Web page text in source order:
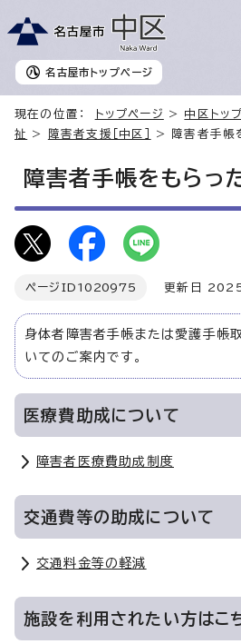
名古屋市 トップページ
現在の位置： トップページ > 中区トッ
祉
> 障害者支援［中区］ > 障害者手帳
障害者手帳をもらっ
ページID 1020975 更新日 2025
身体者障害者手帳または愛護手帳
いてのご案内です。
医療費助成について
障害者医療費助成制度
交通費等の助成について
交通料金等の軽減
施設を利用されたい方はこ